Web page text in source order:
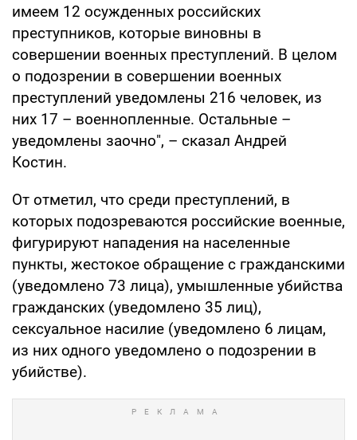
имеем 12 осужденных российских
преступников, которые виновны в
совершении военных преступлений. В целом
о подозрении в совершении военных
преступлений уведомлены 216 человек, из
них 17 – военнопленные. Остальные –
уведомлены заочно", – сказал Андрей
Костин.
От отметил, что среди преступлений, в
которых подозреваются российские военные,
фигурируют нападения на населенные
пункты, жестокое обращение с гражданскими
(уведомлено 73 лица), умышленные убийства
гражданских (уведомлено 35 лиц),
сексуальное насилие (уведомлено 6 лицам,
из них одного уведомлено о подозрении в
убийстве).